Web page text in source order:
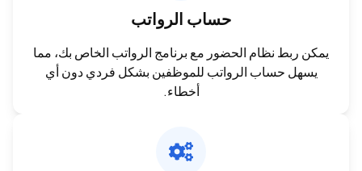
حساب الرواتب
يمكن ربط نظام الحضور مع برنامج الرواتب الخاص بك، مما
يسهل حساب الرواتب للموظفين بشكل فردي دون أي
أخطاء.